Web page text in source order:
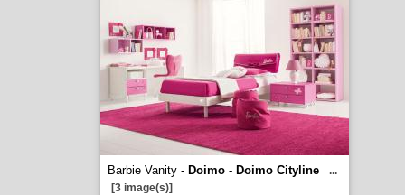
Barbie Vanity - Doimo - Doimo Cityline
...
[3 image(s)]